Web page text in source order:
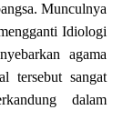
Munculnya
Idiologi
agama
tersebut sangat
dalam